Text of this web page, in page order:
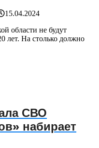
15.04.2024
области не будут
лет. На столько должно
СВО
набирает